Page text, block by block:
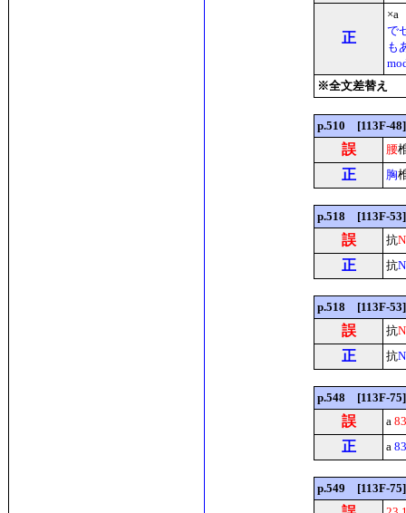
正
で
も
※全文差替え
p.510 [113F-
誤 腰
正 胸
p.518 [113F-
誤 抗
正 抗
p.518 [113F-
誤 抗
正 抗
p.548 [113F-
誤 a
正 a
p.549 [113F-